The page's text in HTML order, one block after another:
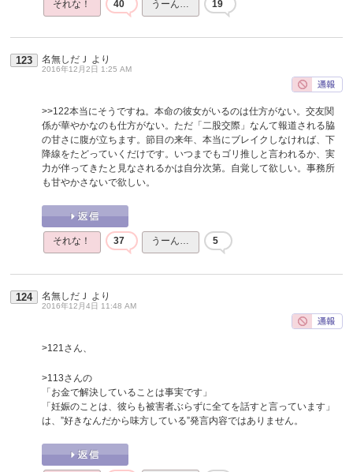
それな！ 40 うーん… 19
123 名無しだＪ より
2016年12月2日 1:25 AM
>>122本当にそうですね。本命の彼女がいるのは仕方がない。交友関
係が華やかなのも仕方がない。ただ「二股交際」なんて報道される脇
の甘さに腹が立ちます。節目の来年、本当にブレイクしなければ、下
降線をたどっていくだけです。いつまでもゴリ推しと言われるか、実
力が伴ってきたと見なされるかは自分次第。自覚して欲しい。事務所
も甘やかさないで欲しい。
それな！ 37 うーん… 5
124 名無しだＪ より
2016年12月4日 11:48 AM
>121さん、
>113さんの
「お金で解決していることは事実です」
「妊娠のことは、彼らも被害者ぶらずに全てを話すと言っています」
は、”好きなんだから味方している”発言内容ではありません。